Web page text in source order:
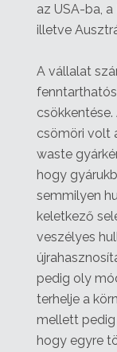
az USA-ba,
illetve
A vállalat
csökkentése.
csömöri volt
waste
hogy
semmilyen
keletkező
veszélyes
pedig oly
terhelje a
mellett pedig
hogy egyre